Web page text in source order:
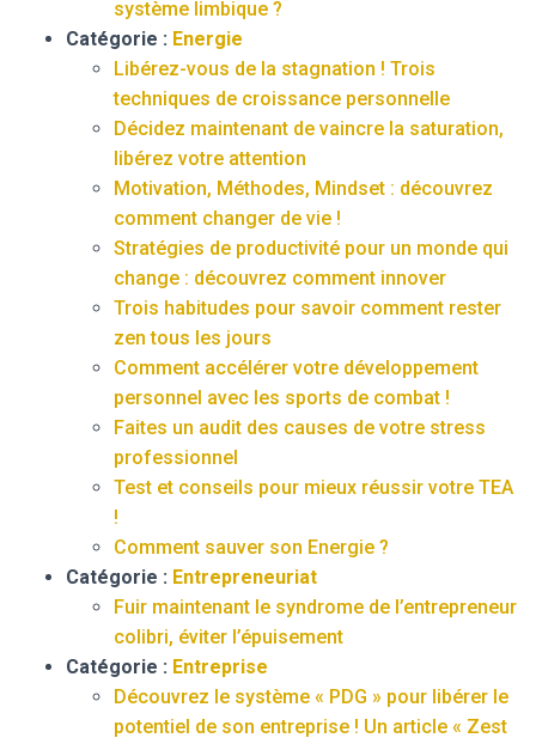
système limbique ?
Catégorie : Energie
Libérez-vous de la stagnation ! Trois
techniques de croissance personnelle
Décidez maintenant de vaincre la saturation,
libérez votre attention
Motivation, Méthodes, Mindset : découvrez
comment changer de vie !
Stratégies de productivité pour un monde qui
change : découvrez comment innover
Trois habitudes pour savoir comment rester
zen tous les jours
Comment accélérer votre développement
personnel avec les sports de combat !
Faites un audit des causes de votre stress
professionnel
Test et conseils pour mieux réussir votre TEA
!
Comment sauver son Energie ?
Catégorie : Entrepreneuriat
Fuir maintenant le syndrome de l’entrepreneur
colibri, éviter l’épuisement
Catégorie : Entreprise
Découvrez le système « PDG » pour libérer le
potentiel de son entreprise ! Un article « Zest